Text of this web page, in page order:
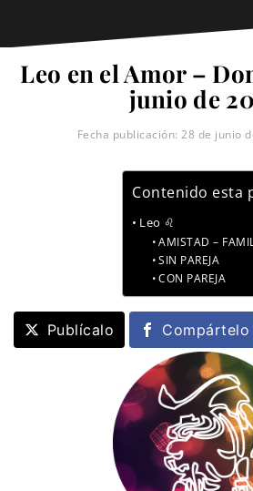
Leo en el Amor –
junio de
Fecha publicación:28 de junio
Contenido esta
Leo ♌
AMISTAD –
SIN PAREJA
CON PAREJA
Publícalo Compártelo